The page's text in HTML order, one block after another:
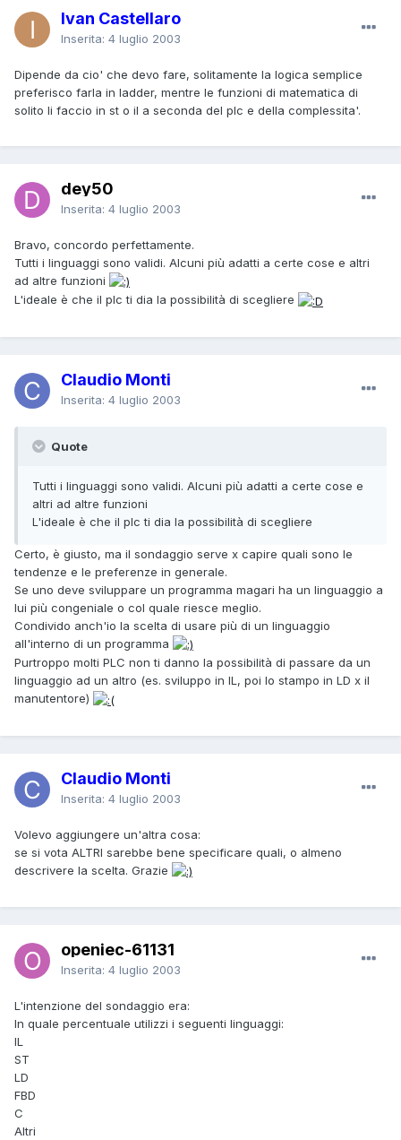
Ivan Castellaro
Inserita: 4 luglio 2003
Dipende da cio' che devo fare, solitamente la logica semplice
preferisco farla in ladder, mentre le funzioni di matematica di
solito li faccio in st o il a seconda del plc e della complessita'.
dey50
Inserita: 4 luglio 2003
Bravo, concordo perfettamente.
Tutti i linguaggi sono validi. Alcuni più adatti a certe cose e altri
ad altre funzioni
L'ideale è che il plc ti dia la possibilità di scegliere
Claudio Monti
Inserita: 4 luglio 2003
Quote
Tutti i linguaggi sono validi. Alcuni più adatti a certe cose e
altri ad altre funzioni
L'ideale è che il plc ti dia la possibilità di scegliere
Certo, è giusto, ma il sondaggio serve x capire quali sono le
tendenze e le preferenze in generale.
Se uno deve sviluppare un programma magari ha un linguaggio a
lui più congeniale o col quale riesce meglio.
Condivido anch'io la scelta di usare più di un linguaggio
all'interno di un programma
Purtroppo molti PLC non ti danno la possibilità di passare da un
linguaggio ad un altro (es. sviluppo in IL, poi lo stampo in LD x il
manutentore)
Claudio Monti
Inserita: 4 luglio 2003
Volevo aggiungere un'altra cosa:
se si vota ALTRI sarebbe bene specificare quali, o almeno
descrivere la scelta. Grazie
openiec-61131
Inserita: 4 luglio 2003
L'intenzione del sondaggio era:
In quale percentuale utilizzi i seguenti linguaggi:
IL
ST
LD
FBD
C
Altri